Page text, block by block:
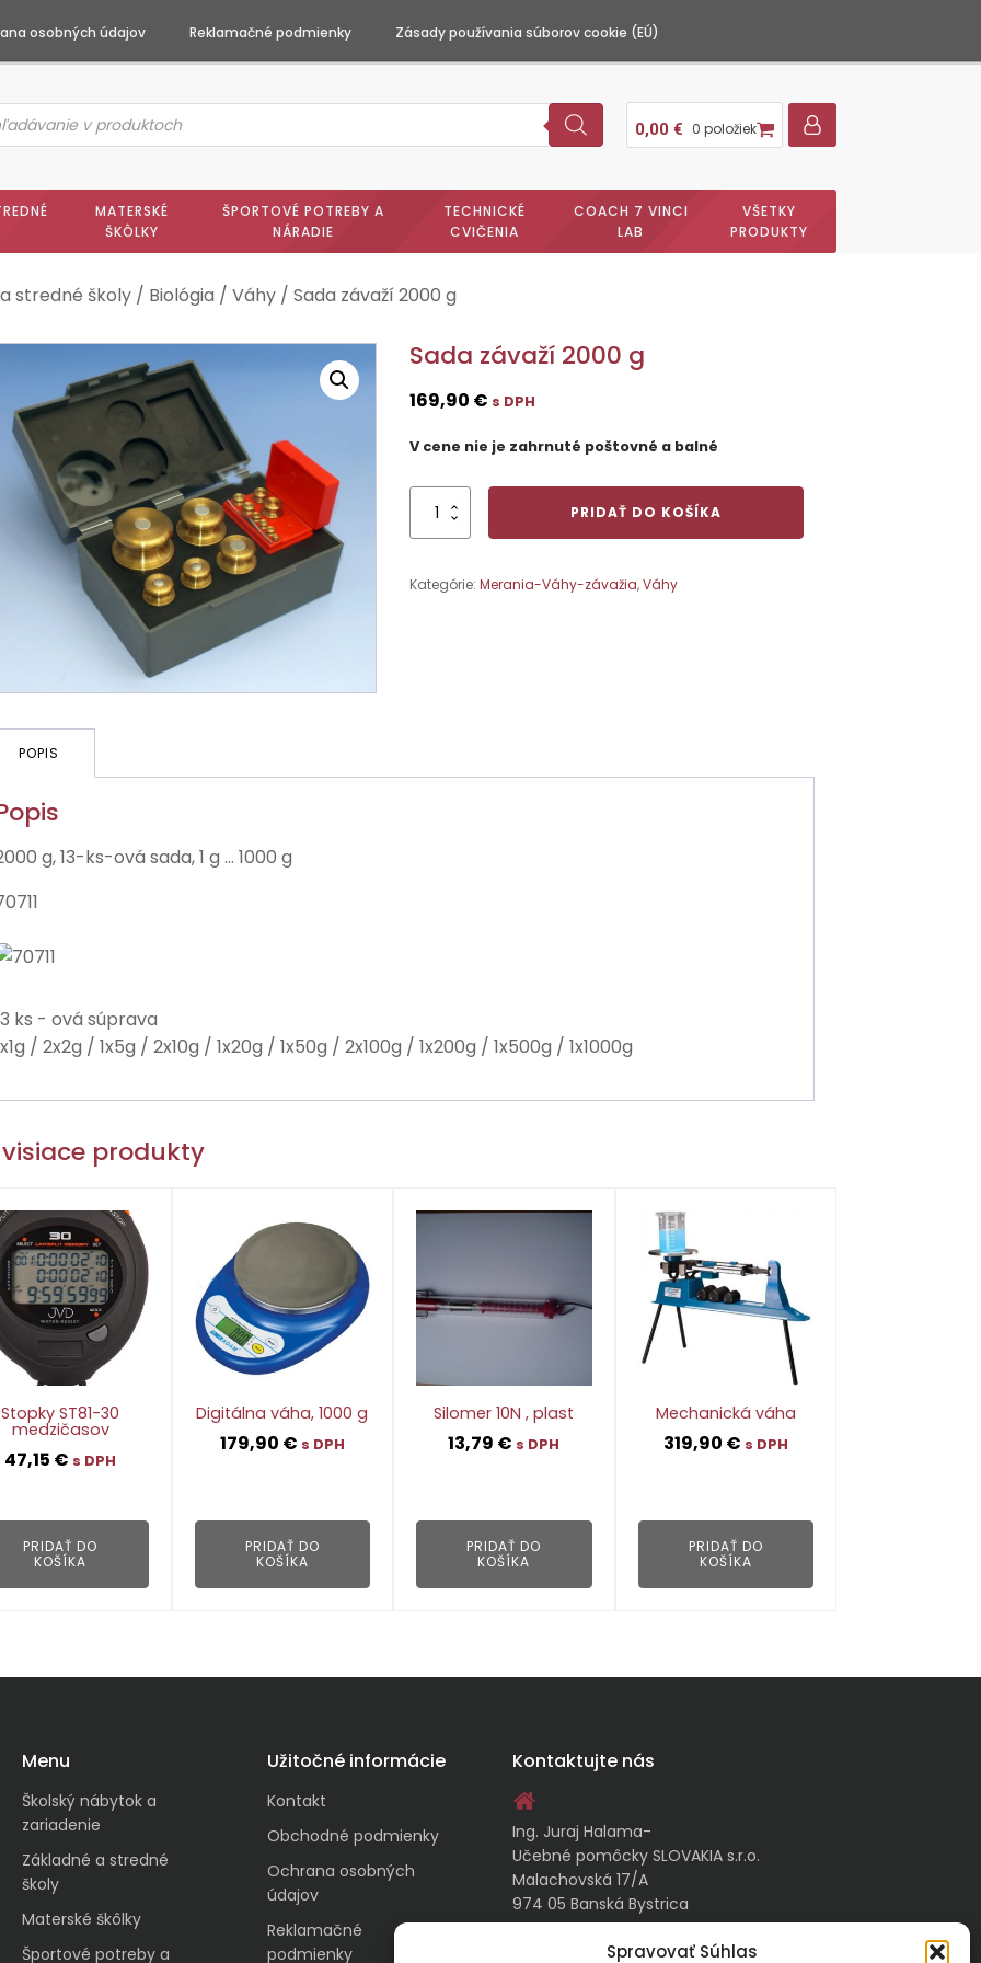
Spravovať Súhlas
osobných údajov Reklamačné podmienky Zásady používania súborov cookie (EÚ)
0,00 € 0 položiek
MATERSKÉ
ŠKÔLKY
ŠPORTOVÉ POTREBY A
NÁRADIE
TECHNICKÉ
CVIČENIA
COACH 7 VINCI
LAB
VŠETKY
PRODUKTY
stredné školy / Biológia / Váhy / Sada závaží 2000 g
Sada závaží 2000 g
169,90 € s DPH
V cene nie je zahrnuté poštovné a balné
množstvo
g
PRIDAŤ DO KOŠÍKA
Kategórie:Merania-Váhy-závažia,Váhy
POPIS
g, 13-ks-ová sada, 1 g ... 1000 g
ks - ová súprava
/ 2x2g / 1x5g / 2x10g / 1x20g / 1x50g / 2x100g / 1x200g / 1x500g / 1x1000g
produkty
Stopky ST81-30
medzičasov
47,15 € s DPH
PRIDAŤ DO
KOŠÍKA
Digitálna váha, 1000 g
179,90 € s DPH
PRIDAŤ DO
KOŠÍKA
Silomer 10N , plast
13,79 € s DPH
PRIDAŤ DO
KOŠÍKA
Mechanická váha
319,90 € s DPH
PRIDAŤ DO
KOŠÍKA
Menu
Školský nábytok a
zariadenie
Základné a stredné
školy
Materské škôlky
Športové potreby a
Užitočné informácie
Kontakt
Obchodné podmienky
Ochrana osobných
údajov
Reklamačné
podmienky
Kontaktujte nás
Ing. Juraj Halama-
Učebné pomôcky SLOVAKIA s.r.o.
Malachovská 17/A
974 05 Banská Bystrica